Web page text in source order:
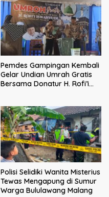
Pemdes Gampingan Kembali
Gelar Undian Umrah Gratis
Bersama Donatur H. Rofi’i
Polisi Selidiki Wanita Misterius
Tewas Mengapung di Sumur
Warga Bululawang Malang